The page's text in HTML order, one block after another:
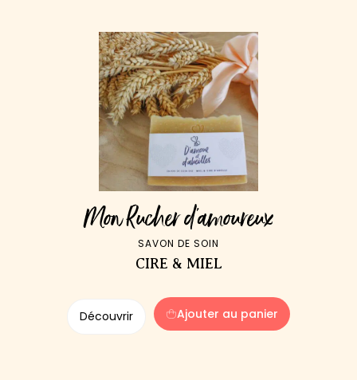
Mon Rucher d'amoureux
SAVON DE SOIN
CIRE & MIEL
Découvrir Ajouter au panier